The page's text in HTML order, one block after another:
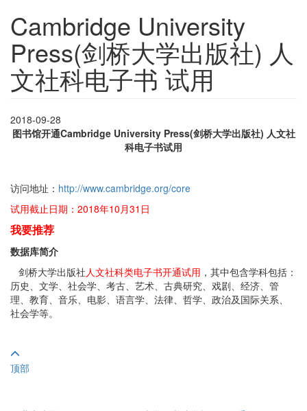
Cambridge University
Press(剑桥大学出版社) 人
文社科电子书 试用
2018-09-28
图书馆开通Cambridge University Press(剑桥大学出版社) 人文社
科电子书试用
访问地址： http://www.cambridge.org/core
试用截止日期：2018年10月31日
我要推荐
数据库简介
剑桥大学出版社人文社科类电子书开通试用 ，其中包含学科包括：
历史、文学、社会学、考古、艺术、古典研究、戏剧、经济、管
理、教育、音乐、电影、语言学、法律、哲学、政治及国际关系、
社会学等。
顶部